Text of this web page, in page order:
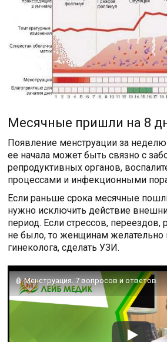
Месячные пришли на 8
Появление менструации за
ее начала может быть связно с
репродуктивных органов,
процессами и инфекционными
Если раньше срока месячные
нужно исключить действие
период. Если стрессов, переездов,
не было, то женщинам желательно
гинеколога, сделать УЗИ.
🩸 Менструация. 7 вопросов и ответов